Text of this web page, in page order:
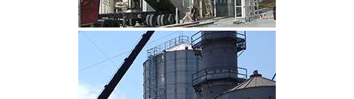
CLIQUEZ POUR AGRANDIR